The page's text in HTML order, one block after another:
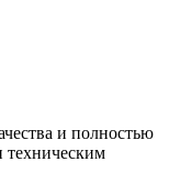
и полностью
техническим